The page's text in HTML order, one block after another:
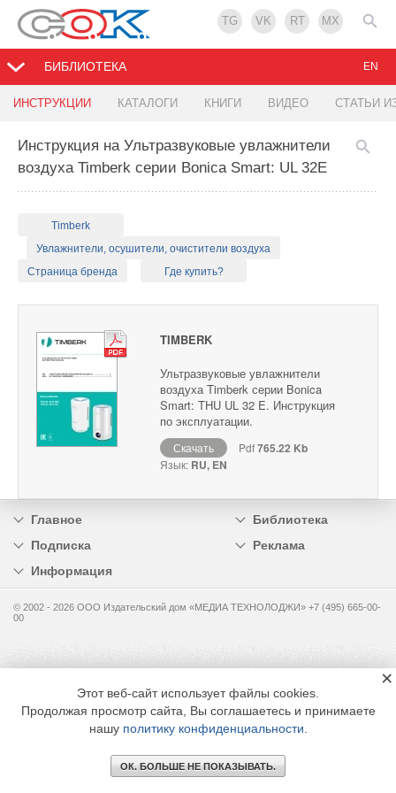
TG VK RT MX
БИБЛИОТЕКА
ИНСТРУКЦИИ КАТАЛОГИ КНИГИ ВИДЕО СТАТЬИ
EN
Инструкция на Ультразвуковые увлажнители
воздуха Timberk серии Bonica Smart: UL 32E
Timberk
Увлажнители, осушители, очистители воздуха
Страница бренда
Где купить?
TIMBERK
Ультразвуковые увлажнители
воздуха Timberk серии Bonica
Smart: THU UL 32 E. Инструкция
по эксплуатации.
Скачать Pdf765.22 Kb
Язык: RU, EN
Главное
Библиотека
Подписка
Реклама
Информация
© 2002 - 2026 OOO Издательский дом «МЕДИА ТЕХНОЛОДЖИ» +7 (495) 665-00-
00
Этот веб-сайт использует файлы cookies.
Продолжая просмотр сайта, Вы соглашаетесь и принимаете
нашу политику конфиденциальности
ОК. БОЛЬШЕ НЕ ПОКАЗЫВАТЬ.
×